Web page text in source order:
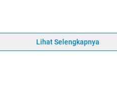
Lihat Selengkapnya